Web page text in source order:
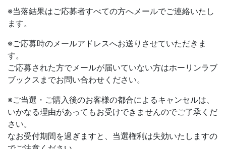
※当落結果はご応募者すべての方へメールでご連絡いたし
ます。
※ご応募時のメールアドレスへお送りさせていただきま
す。
ご応募された方でメールが届いていない方はホーリンラブ
ブックスまでお問い合わせください。
※ご当選・ご購入後のお客様の都合によるキャンセルは、
いかなる理由があってもお受けできませんのでご了承くだ
さい。
なお受付期間を過ぎますと、当選権利は失効いたしますの